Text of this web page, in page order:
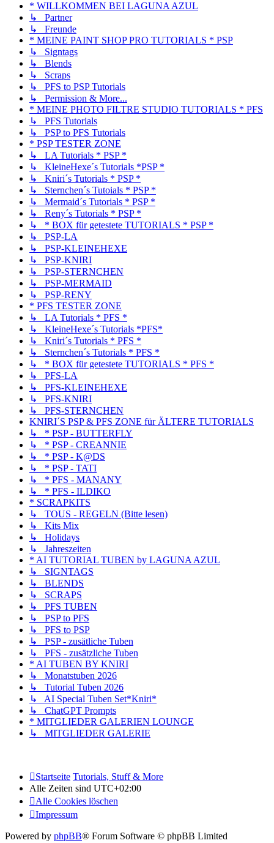
* WILLKOMMEN BEI LAGUNA AZUL
↳ Partner
↳ Freunde
* MEINE PAINT SHOP PRO TUTORIALS * PSP
↳ Signtags
↳ Blends
↳ Scraps
↳ PFS to PSP Tutorials
↳ Permission & More...
* MEINE PHOTO FILTRE STUDIO TUTORIALS * PFS
↳ PFS Tutorials
↳ PSP to PFS Tutorials
* PSP TESTER ZONE
↳ LA Tutorials * PSP *
↳ KleineHexe´s Tutorials *PSP *
↳ Kniri´s Tutorials * PSP *
↳ Sternchen´s Tutoials * PSP *
↳ Mermaid´s Tutorials * PSP *
↳ Reny´s Tutorials * PSP *
↳ * BOX für getestete TUTORIALS * PSP *
↳ PSP-LA
↳ PSP-KLEINEHEXE
↳ PSP-KNIRI
↳ PSP-STERNCHEN
↳ PSP-MERMAID
↳ PSP-RENY
* PFS TESTER ZONE
↳ LA Tutorials * PFS *
↳ KleineHexe´s Tutorials *PFS*
↳ Kniri´s Tutorials * PFS *
↳ Sternchen´s Tutorials * PFS *
↳ * BOX für getestete TUTORIALS * PFS *
↳ PFS-LA
↳ PFS-KLEINEHEXE
↳ PFS-KNIRI
↳ PFS-STERNCHEN
KNIRI´S PSP & PFS ZONE für ÄLTERE TUTORIALS
↳ * PSP - BUTTERFLY
↳ * PSP - CREANNIE
↳ * PSP - K@DS
↳ * PSP - TATI
↳ * PFS - MANANY
↳ * PFS - ILDIKO
* SCRAPKITS
↳ TOUS - REGELN (Bitte lesen)
↳ Kits Mix
↳ Holidays
↳ Jahreszeiten
* AI TUTORIAL TUBEN by LAGUNA AZUL
↳ SIGNTAGS
↳ BLENDS
↳ SCRAPS
↳ PFS TUBEN
↳ PSP to PFS
↳ PFS to PSP
↳ PSP - zusätliche Tuben
↳ PFS - zusätzliche Tuben
* AI TUBEN BY KNIRI
↳ Monatstuben 2026
↳ Tutorial Tuben 2026
↳ AI Special Tuben Set*Kniri*
↳ ChatGPT Prompts
* MITGLIEDER GALERIEN LOUNGE
↳ MITGLIEDER GALERIE
Startseite Tutorials, Stuff & More
Alle Zeiten sind UTC+02:00
Alle Cookies löschen
Impressum
Powered by phpBB® Forum Software © phpBB Limited